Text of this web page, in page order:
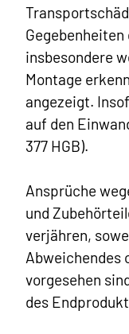
insbesondere
Montage
angezeigt.
auf den
377 HGB).
Ansprüche
und
verjähren,
Abweichendes
vorgesehen
des